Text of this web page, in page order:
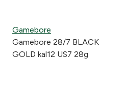
Gamebore
Gamebore 28/7 BLACK
GOLD kal12 US7 28g